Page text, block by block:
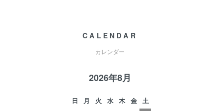
CALENDAR
カレンダー
2026年8月
日 月 火 水 木 金
土